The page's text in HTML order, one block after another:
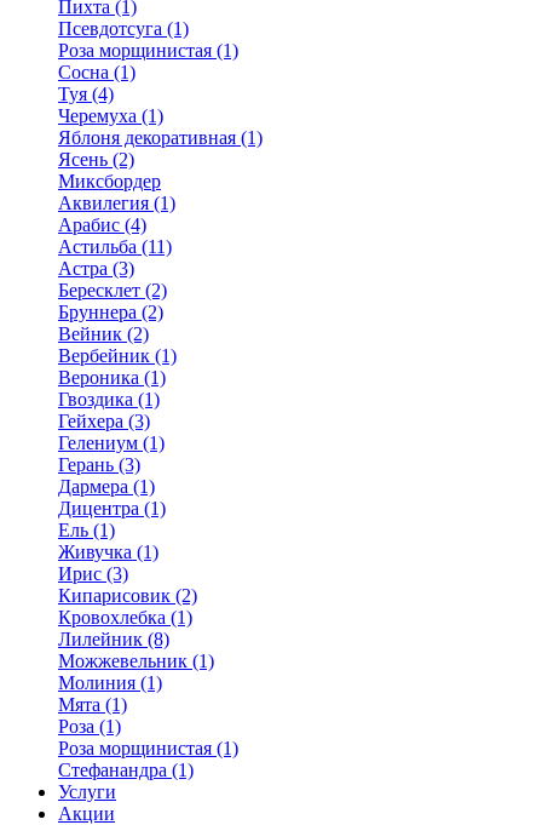
Пихта (1)
Псевдотсуга (1)
Роза морщинистая (1)
Сосна (1)
Туя (4)
Черемуха (1)
Яблоня декоративная (1)
Ясень (2)
Миксбордер
Аквилегия (1)
Арабис (4)
Астильба (11)
Астра (3)
Бересклет (2)
Бруннера (2)
Вейник (2)
Вербейник (1)
Вероника (1)
Гвоздика (1)
Гейхера (3)
Гелениум (1)
Герань (3)
Дармера (1)
Дицентра (1)
Ель (1)
Живучка (1)
Ирис (3)
Кипарисовик (2)
Кровохлебка (1)
Лилейник (8)
Можжевельник (1)
Молиния (1)
Мята (1)
Роза (1)
Роза морщинистая (1)
Стефанандра (1)
Услуги
Акции